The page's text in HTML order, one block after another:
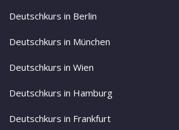
Deutschkurs in Berlin
Deutschkurs in München
Deutschkurs in Wien
Deutschkurs in Hamburg
Deutschkurs in Frankfurt